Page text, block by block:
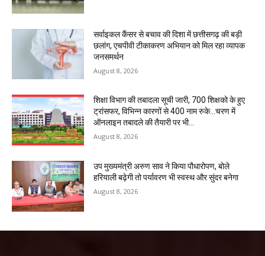
सर्वाइकल कैंसर से बचाव की दिशा में छत्तीसगढ़ की बड़ी
छलांग, एचपीवी टीकाकरण अभियान को मिल रहा व्यापक
जनसमर्थन
August 8, 2026
शिक्षा विभाग की तबादला सूची जारी, 700 शिक्षको के हुए
ट्रांसफर, विभिन्न कारणों से 400 नाम रुके…चरण में
ऑनलाइन तबादले की तैयारी पर भी...
August 8, 2026
उप मुख्यमंत्री अरुण साव ने किया पौधारोपण, बोले
हरियाली बढ़ेगी तो पर्यावरण भी स्वस्थ और सुंदर बनेगा
August 8, 2026